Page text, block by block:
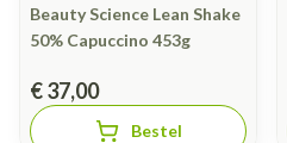
Beauty Science Lean Shake
50% Capuccino 453g
€ 37,00
Bestel